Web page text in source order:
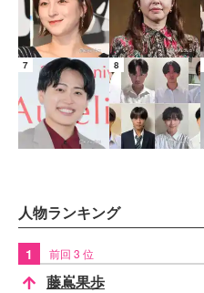
7 8
人物ランキング
1 前回 3 位
藤嶌果歩